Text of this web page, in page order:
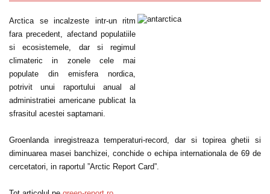
Arctica se incalzeste intr-un ritm
fara precedent, afectand populatiile
si ecosistemele, dar si regimul
climateric in zonele cele mai
populate din emisfera nordica,
potrivit unui raportului anual al
administratiei americane publicat la
sfrasitul acestei saptamani.
Groenlanda inregistreaza temperaturi-record, dar si topirea ghetii si
diminuarea masei banchizei, conchide o echipa internationala de 69 de
cercetatori, in raportul ”Arctic Report Card”.